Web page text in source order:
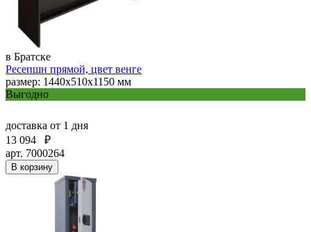
в Братске
Ресепшн прямой, цвет венге
размер: 1440х510х1150 мм
Выгодно
доставка от 1 дня
13 094
₽
арт. 7000264
В корзину